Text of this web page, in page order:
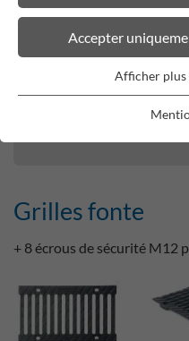
BIRCOsolid
Filtrer les
Grilles fonte
+ 8 écrous de sécurité M12
Accepter
Afficher